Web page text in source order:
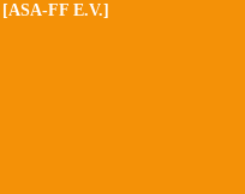
FF E.V.]